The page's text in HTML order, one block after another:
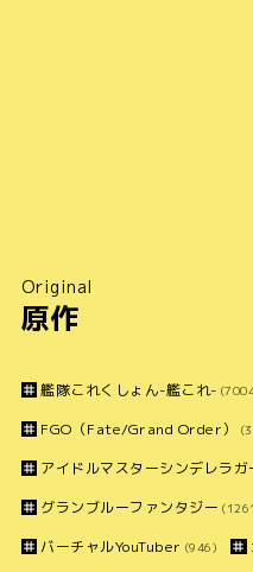
Original
原作
艦隊これくしょん-艦これ-
FGO（Fate/Grand Order）
アイドルマスターシンデレラガ
グランブルーファンタジー
バーチャルYouTuber (946)